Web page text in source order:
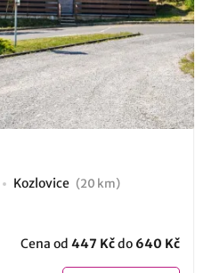
Kozlovice (20 km)
Cena od 447 Kčdo 640 Kč